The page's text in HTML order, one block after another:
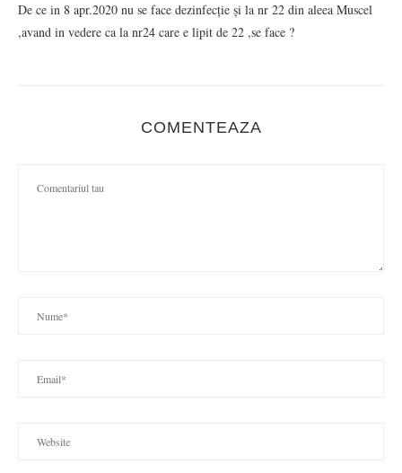
De ce in 8 apr.2020 nu se face dezinfecție și la nr 22 din aleea Muscel
,avand in vedere ca la nr24 care e lipit de 22 ,se face ?
COMENTEAZA